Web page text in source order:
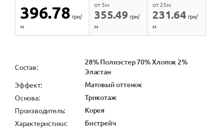
396.78 грн/
м
355.49
от 5м
грн/
м
231.64
от 25м
грн/
м
Состав:
28% Полиэстер 70% Хлопок 2%
Эластан
Эффект: Матовый оттенок
Основа: Трикотаж
Производитель: Корея
Характеристики: Бистрейч